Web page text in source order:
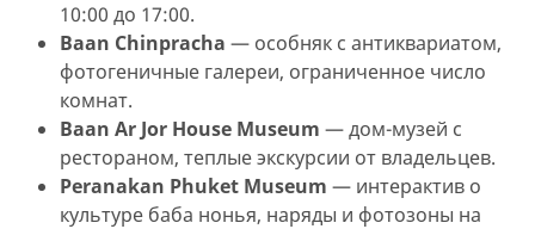
10:00 до 17:00.
Baan Chinpracha — особняк с антиквариатом,
фотогеничные галереи, ограниченное число
комнат.
Baan Ar Jor House Museum — дом-музей с
рестораном, теплые экскурсии от владельцев.
Peranakan Phuket Museum — интерактив о
культуре баба нонья, наряды и фотозоны на